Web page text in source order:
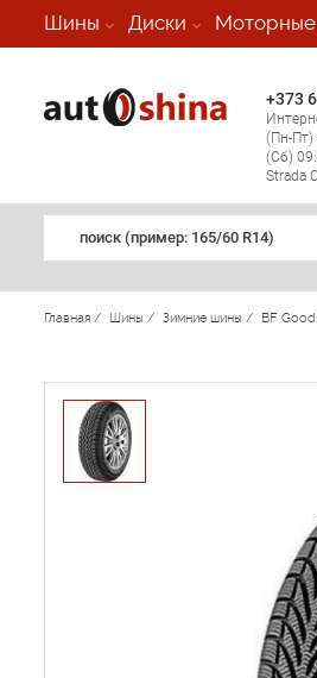
Шины Диски Моторные
+373
(Пн-Пт)
(Сб)
Strada
поиск (примеp: 165/60 R14)
Главная / Шины / Зимние шины / BF